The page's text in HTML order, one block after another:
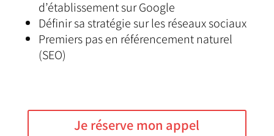
d’établissement sur Google
Définir sa stratégie sur les réseaux sociaux
Premiers pas en référencement naturel
(SEO)
Je réserve mon appel